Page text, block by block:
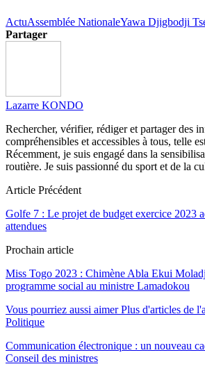
ActuAssemblée NationaleYawa Djigbodji
Partager
Lazarre KONDO
Rechercher, vérifier, rédiger et partager des
compréhensibles et accessibles à tous, telle
Récemment, je suis engagé dans la
routière. Je suis passionné du sport et de la
Article Précédent
Golfe 7 : Le projet de budget exercice 2023
attendues
Prochain article
Miss Togo 2023 : Chimène Abla Ekui
programme social au ministre Lamadokou
Vous pourriez aussi aimer Plus d'articles de
Politique
Communication électronique : un nouveau
Conseil des ministres